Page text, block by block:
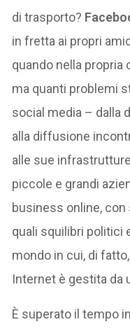
di trasporto?
in fretta ai propri
quando nella propria
ma quanti problemi
social media – dalla
alla diffusione
alle sue
piccole e grandi
business online,
quali squilibri politici
mondo in cui, di
Internet è gestita da
È superato il tempo